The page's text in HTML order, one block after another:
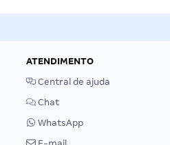
ATENDIMENTO
Central de ajuda
Chat
WhatsApp